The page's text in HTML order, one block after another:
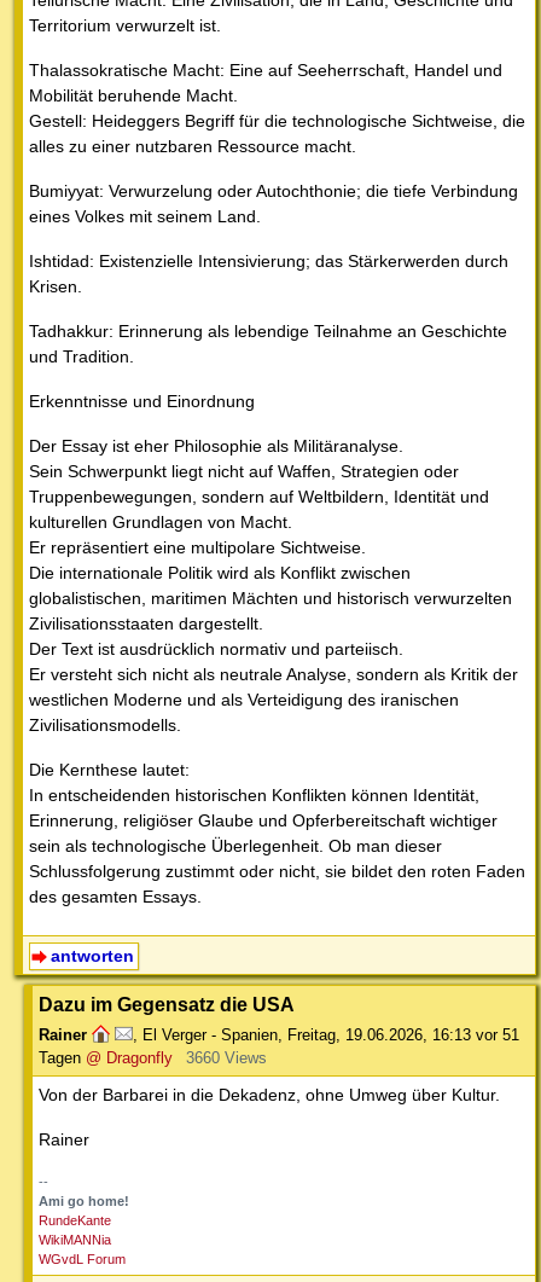
Territorium verwurzelt ist.
Thalassokratische Macht: Eine auf Seeherrschaft, Handel und
Mobilität beruhende Macht.
Gestell: Heideggers Begriff für die technologische Sichtweise, die
alles zu einer nutzbaren Ressource macht.
Bumiyyat: Verwurzelung oder Autochthonie; die tiefe Verbindung
eines Volkes mit seinem Land.
Ishtidad: Existenzielle Intensivierung; das Stärkerwerden durch
Krisen.
Tadhakkur: Erinnerung als lebendige Teilnahme an Geschichte
und Tradition.
Erkenntnisse und Einordnung
Der Essay ist eher Philosophie als Militäranalyse.
Sein Schwerpunkt liegt nicht auf Waffen, Strategien oder
Truppenbewegungen, sondern auf Weltbildern, Identität und
kulturellen Grundlagen von Macht.
Er repräsentiert eine multipolare Sichtweise.
Die internationale Politik wird als Konflikt zwischen
globalistischen, maritimen Mächten und historisch verwurzelten
Zivilisationsstaaten dargestellt.
Der Text ist ausdrücklich normativ und parteiisch.
Er versteht sich nicht als neutrale Analyse, sondern als Kritik der
westlichen Moderne und als Verteidigung des iranischen
Zivilisationsmodells.
Die Kernthese lautet:
In entscheidenden historischen Konflikten können Identität,
Erinnerung, religiöser Glaube und Opferbereitschaft wichtiger
sein als technologische Überlegenheit. Ob man dieser
Schlussfolgerung zustimmt oder nicht, sie bildet den roten Faden
des gesamten Essays.
antworten
Dazu im Gegensatz die USA
Rainer El Verger - Spanien Freitag, 19.06.2026, 16:13 vor 51
Tagen @ Dragonfly 3660 Views
Von der Barbarei in die Dekadenz, ohne Umweg über Kultur.
Rainer
--
Ami go home!
RundeKante
WikiMANNia
WGvdL Forum